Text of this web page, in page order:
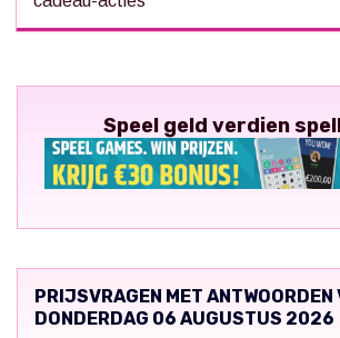
Speel geld verdien
PRIJSVRAGEN MET ANTWOORDEN
DONDERDAG 06 AUGUSTUS 2026